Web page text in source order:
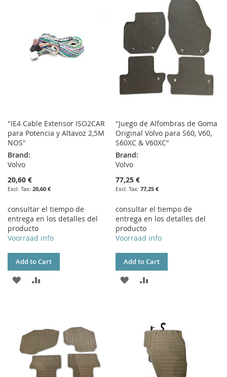
WISHCOMPARE
"IE4 Cable Extensor ISO2CAR
para Potencia y Altavoz 2,5M
NOS"
Brand:
Volvo
20,60 €
20,60 €
consultar el tiempo de
entrega en los detalles del
producto
Voorraad info
Add to Cart
ADD
LIST
"Juego de Alfombras de Goma
Original Volvo para S60, V60,
S60XC & V60XC"
Brand:
Volvo
77,25 €
77,25 €
consultar el tiempo de
entrega en los detalles del
producto
Voorraad info
Add to Cart
ADD